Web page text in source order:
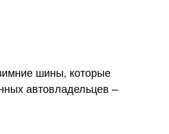
шины, которые
автовладельцев –